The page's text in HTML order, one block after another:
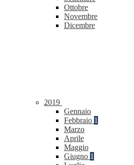
Ottobre
Novembre
Dicembre
2019
Gennaio
Febbraio 1
Marzo
Aprile
Maggio
Giugno 1